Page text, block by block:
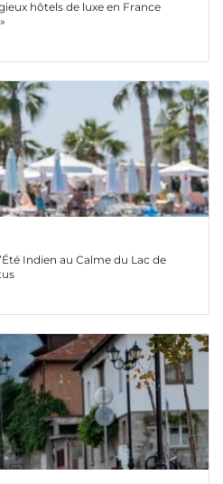
hôtels de luxe en France
Indien au Calme du Lac de